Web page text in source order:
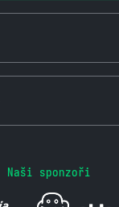
Naši sponzoři